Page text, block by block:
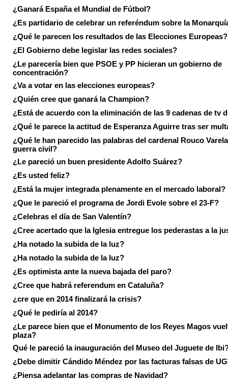
¿Ganará España el Mundial de Fútbol?
¿Es partidario de celebrar un referéndum sobre la
¿Qué le parecen los resultados de las Elecciones Europeas?
¿El Gobierno debe legislar las redes sociales?
¿Le parecería bien que PSOE y PP hicieran un gobierno de
concentración?
¿Va a votar en las elecciones europeas?
¿Quién cree que ganará la Champion?
¿Está de acuerdo con la eliminación de las 9 cadenas de tv
¿Qué le parece la actitud de Esperanza Aguirre tras ser
¿Qué le han parecido las palabras del cardenal Rouco
guerra civil?
¿Le pareció un buen presidente Adolfo Suárez?
¿Es usted feliz?
¿Está la mujer integrada plenamente en el mercado laboral?
¿Que le pareció el programa de Jordi Evole sobre el 23-F?
¿Celebras el día de San Valentín?
¿Cree acertado que la Iglesia entregue los pederastas a la
¿Ha notado la subida de la luz?
¿Ha notado la subida de la luz?
¿Es optimista ante la nueva bajada del paro?
¿Cree que habrá referendum en Cataluña?
¿cre que en 2014 finalizará la crisis?
¿Qué le pediría al 2014?
¿Le parece bien que el Monumento de los Reyes Magos
plaza?
Qué le pareció la inauguración del Museo del Juguete de
¿Debe dimitir Cándido Méndez por las facturas falsas de
¿Piensa adelantar las compras de Navidad?